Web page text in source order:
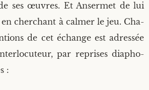
ses œuvres. Et Anser­met de lui
cher­chant à cal­mer le jeu. Cha­
de cet échange est adres­sée
par reprises dia­pho­
: